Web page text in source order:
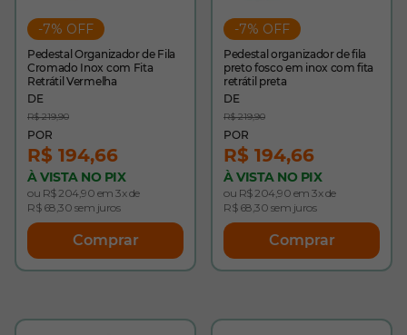
-7% OFF
Pedestal Organizador de Fila
Cromado Inox com Fita
Retrátil Vermelha
R$ 219,90
R$ 194,66
À VISTA NO PIX
ou R$ 204,90 em 3x de
R$ 68,30 sem juros
Comprar
-7% OFF
Pedestal organizador de fila
preto fosco em inox com fita
retrátil preta
R$ 219,90
R$ 194,66
À VISTA NO PIX
ou R$ 204,90 em 3x de
R$ 68,30 sem juros
Comprar